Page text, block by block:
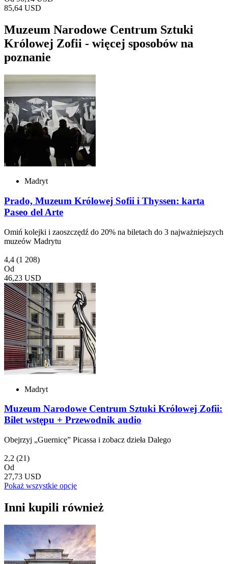
85,64 USD
Muzeum Narodowe Centrum Sztuki
Królowej Zofii - więcej sposobów na
poznanie
Madryt
Prado, Muzeum Królowej Sofii i Thyssen: karta
Paseo del Arte
Omiń kolejki i zaoszczędź do 20% na biletach do 3 najważniejszych
muzeów Madrytu
4,4 (1 208)
Od
46,23 USD
Madryt
Muzeum Narodowe Centrum Sztuki Królowej Zofii:
Bilet wstępu + Przewodnik audio
Obejrzyj „Guernicę” Picassa i zobacz dzieła Dalego
2,2 (21)
Od
27,73 USD
Pokaż wszystkie opcje
Inni kupili również